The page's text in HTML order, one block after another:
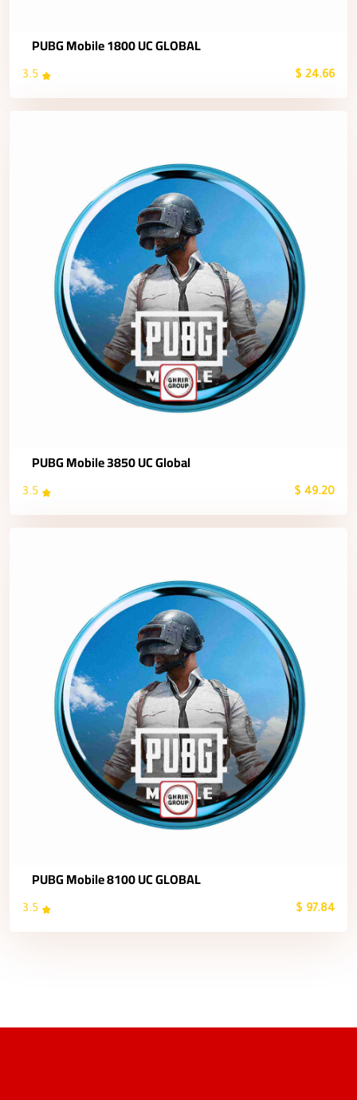
PUBG Mobile 1800 UC GLOBAL
24.66 $
3.5
PUBG Mobile 3850 UC Global
49.20 $
3.5
PUBG Mobile 8100 UC GLOBAL
97.84 $
3.5